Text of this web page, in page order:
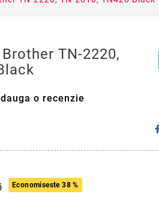
TN-2220,
o recenzie
Economiseste 38 %